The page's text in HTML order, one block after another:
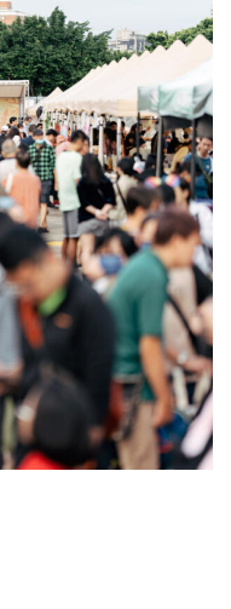
加生活節：
落幕，締造
！
生活